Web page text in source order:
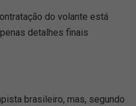
do volante está
detalhes finais
brasileiro, mas, segundo